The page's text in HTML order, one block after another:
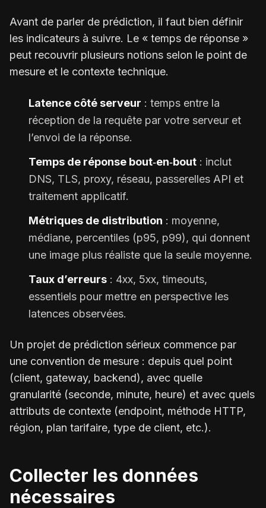
Avant de parler de prédiction, il faut bien définir
les indicateurs à suivre. Le « temps de réponse »
peut recouvrir plusieurs notions selon le point de
mesure et le contexte technique.
Latence côté serveur : temps entre la
réception de la requête par votre serveur et
l’envoi de la réponse.
Temps de réponse bout‑en‑bout : inclut
DNS, TLS, proxy, réseau, passerelles API et
traitement applicatif.
Métriques de distribution : moyenne,
médiane, percentiles (p95, p99), qui donnent
une image plus réaliste que la seule moyenne.
Taux d’erreurs : 4xx, 5xx, timeouts,
essentiels pour mettre en perspective les
latences observées.
Un projet de prédiction sérieux commence par
une convention de mesure : depuis quel point
(client, gateway, backend), avec quelle
granularité (seconde, minute, heure) et avec quels
attributs de contexte (endpoint, méthode HTTP,
région, plan tarifaire, type de client, etc.).
Collecter les données
nécessaires